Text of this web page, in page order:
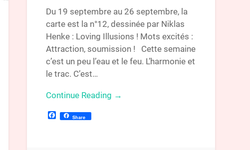
Du 19 septembre au 26 septembre, la
carte est la n°12, dessinée par Niklas
Henke : Loving Illusions ! Mots excités :
Attraction, soumission ! Cette semaine
c’est un peu l’eau et le feu. L’harmonie et
le trac. C’est…
Continue Reading →
Facebook
Share